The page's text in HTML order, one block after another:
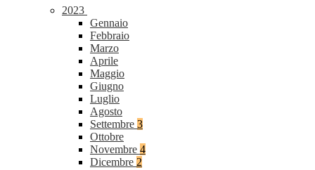
2023
Gennaio
Febbraio
Marzo
Aprile
Maggio
Giugno
Luglio
Agosto
Settembre 3
Ottobre
Novembre 4
Dicembre 2